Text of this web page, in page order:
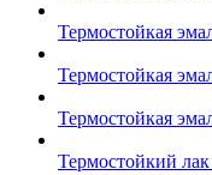
Термостойкая
Термостойкая
Термостойкая
Термостойкий